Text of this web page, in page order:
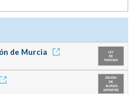
de Murcia